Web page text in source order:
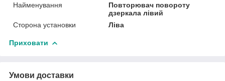
Найменування
Повторювач повороту
дзеркала лівий
Сторона установки
Ліва
Приховати
Умови доставки